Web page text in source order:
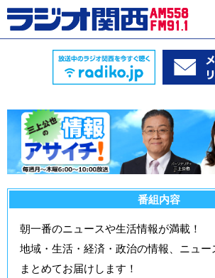
番組内容
朝一番のニュースや生活情報が満載！
地域・生活・経済・政治の情報、ニュー
まとめてお届けします！